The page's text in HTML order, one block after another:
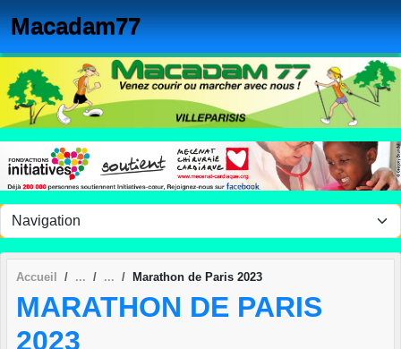
Macadam77
Accueil Marathon de Paris 2023
MARATHON DE PARIS
2023